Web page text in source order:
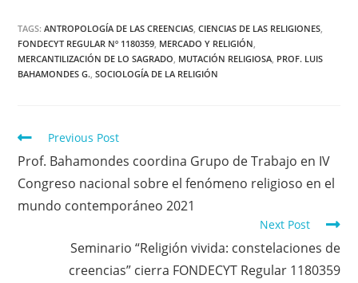
TAGS:ANTROPOLOGÍA DE LAS CREENCIAS, CIENCIAS DE LAS RELIGIONES,
FONDECYT REGULAR Nº 1180359, MERCADO Y RELIGIÓN,
MERCANTILIZACIÓN DE LO SAGRADO, MUTACIÓN RELIGIOSA, PROF. LUIS
BAHAMONDES G., SOCIOLOGÍA DE LA RELIGIÓN
Previous Post
Prof. Bahamondes coordina Grupo de Trabajo en IV
Congreso nacional sobre el fenómeno religioso en el
mundo contemporáneo 2021
Next Post
Seminario “Religión vivida: constelaciones de
creencias” cierra FONDECYT Regular 1180359